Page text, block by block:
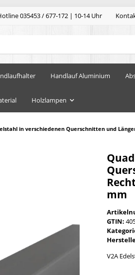
035453 / 677-172 | 10-14 Uhr
Handlauf Aluminium
Holzlampen
in verschiedenen Querschnitten und
mm
GTIN:
V2A